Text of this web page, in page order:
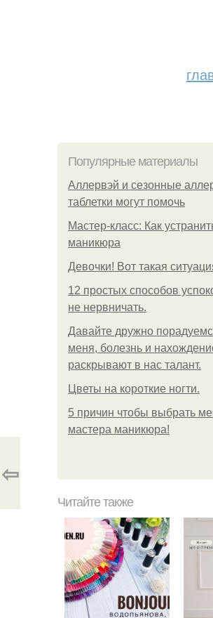
Популярные материалы
Аллервэй и сезонные
таблетки могут помочь
Мастер-класс: Как
маникюра
Девочки! Вот такая
12 простых способов
не нервничать.
Давайте дружно
меня, болезнь и
раскрывают в нас талант.
Цветы на короткие ногти.
5 причин чтобы выбрать
мастера маникюра!
⇦
Читайте также